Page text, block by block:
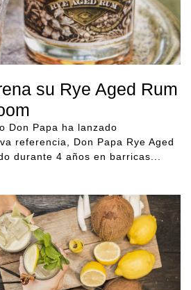
su Rye Aged Rum
Don Papa ha lanzado
referencia, Don Papa Rye Aged
durante 4 años en barricas...